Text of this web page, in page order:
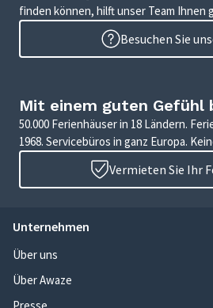
finden können, hilft unser Team Ihnen
Besuchen Sie
Mit einem guten Gefühl
50.000 Ferienhäuser in 18 Ländern.
1968. Servicebüros in ganz Europa.
Vermieten Sie Ihr
Unternehmen
Über uns
Über Awaze